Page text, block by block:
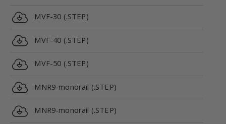
MVF-30 (.STEP)
MVF-40 (.STEP)
MVF-50 (.STEP)
MNR9-monorail (.STEP)
MNR9-monorail (.STEP)